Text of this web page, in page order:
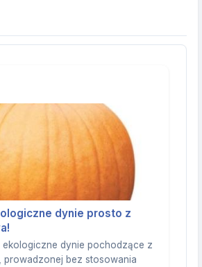
dynie prosto z
ekologiczne dynie pochodzące z
prowadzonej bez stosowania